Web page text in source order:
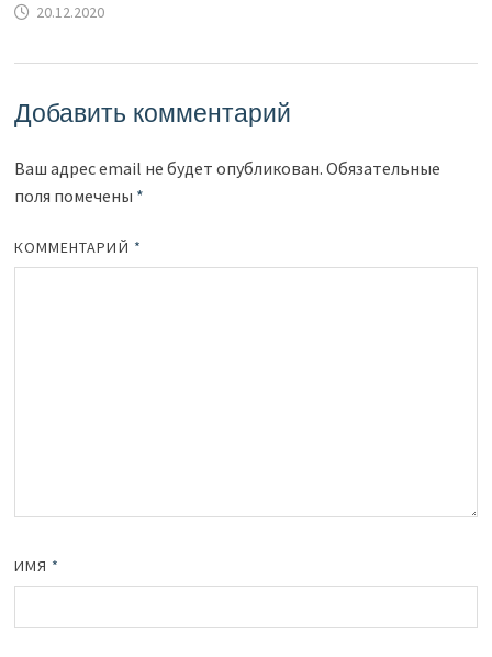
20.12.2020
Добавить комментарий
Ваш адрес email не будет опубликован. Обязательные
поля помечены *
КОММЕНТАРИЙ *
ИМЯ *